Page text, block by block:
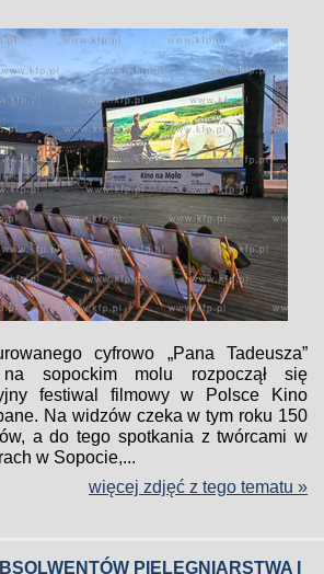
cyfrowo „Pana Tadeusza”
sopockim molu rozpoczął się
festiwal filmowy w Polsce Kino
Na widzów czeka w tym roku 150
a do tego spotkania z twórcami w
w Sopocie,...
więcej zdjęć z tego tematu »
PIELĘGNIARSTWA I